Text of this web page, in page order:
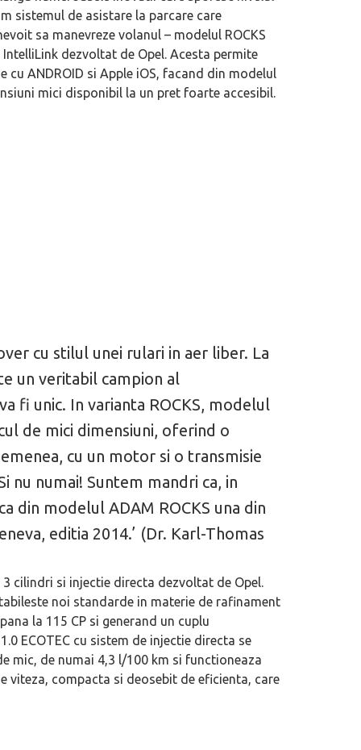
sistemul de asistare la parcare care
sa manevreze volanul – modelul ROCKS
dezvoltat de Opel. Acesta permite
ANDROID si Apple iOS, facand din modelul
mici disponibil la un pret foarte accesibil.
cu stilul unei rulari in aer liber. La
un veritabil campion al
fi unic. In varianta ROCKS, modelul
de mici dimensiuni, oferind o
cu un motor si o transmisie
nu numai! Suntem mandri ca, in
din modelul ADAM ROCKS una din
editia 2014.’ (Dr. Karl-Thomas
cilindri si injectie directa dezvoltat de Opel.
noi standarde in materie de rafinament
la 115 CP si generand un cuplu
ECOTEC cu sistem de injectie directa se
mic, de numai 4,3 l/100 km si functioneaza
viteza, compacta si deosebit de eficienta, care